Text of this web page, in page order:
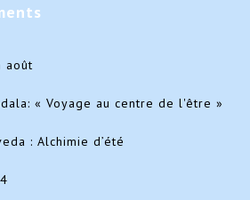
août
« Voyage au centre de l'être »
: Alchimie d’été